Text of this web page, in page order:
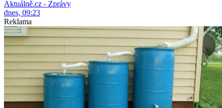
Aktuálně.cz - Zprávy
dnes, 09:23
Reklama